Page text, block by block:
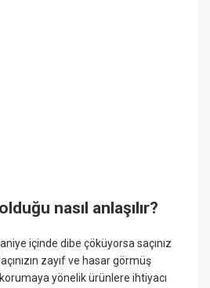
nasıl anlaşılır?
içinde dibe çöküyorsa saçınız
zayıf ve hasar görmüş
yönelik ürünlere ihtiyacı